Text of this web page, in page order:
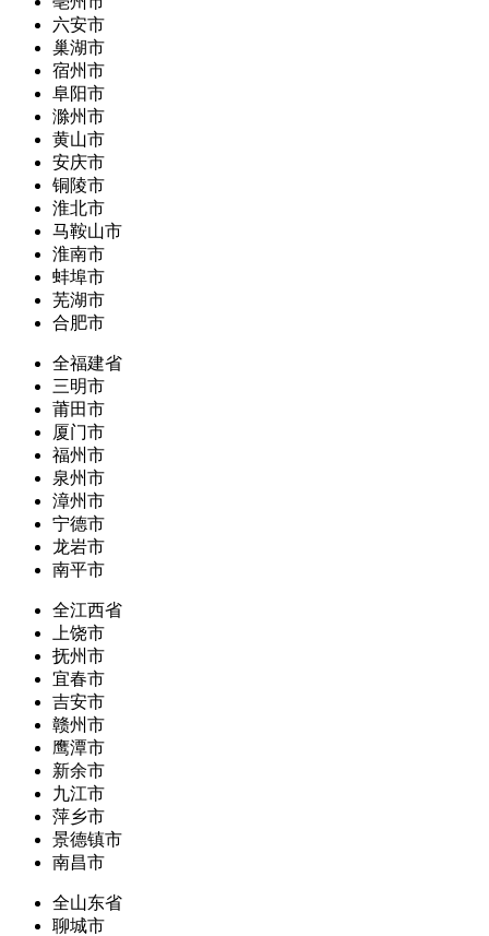
六安市
巢湖市
宿州市
阜阳市
滁州市
黄山市
安庆市
铜陵市
淮北市
马鞍山市
淮南市
蚌埠市
芜湖市
合肥市
全福建省
三明市
莆田市
厦门市
福州市
泉州市
漳州市
宁德市
龙岩市
南平市
全江西省
上饶市
抚州市
宜春市
吉安市
赣州市
鹰潭市
新余市
九江市
萍乡市
景德镇市
南昌市
全山东省
聊城市